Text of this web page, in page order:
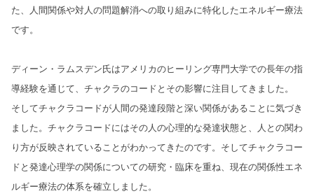
た、人間関係や対人の問題解消への取り組みに特化したエネルギー療法
です。
ディーン・ラムスデン氏はアメリカのヒーリング専門大学での長年の指
導経験を通じて、チャクラのコードとその影響に注目してきました。
そしてチャクラコードが人間の発達段階と深い関係があることに気づき
ました。チャクラコードにはその人の心理的な発達状態と、人との関わ
り方が反映されていることがわかってきたのです。そしてチャクラコー
ドと発達心理学の関係についての研究・臨床を重ね、現在の関係性エネ
ルギー療法の体系を確立しました。